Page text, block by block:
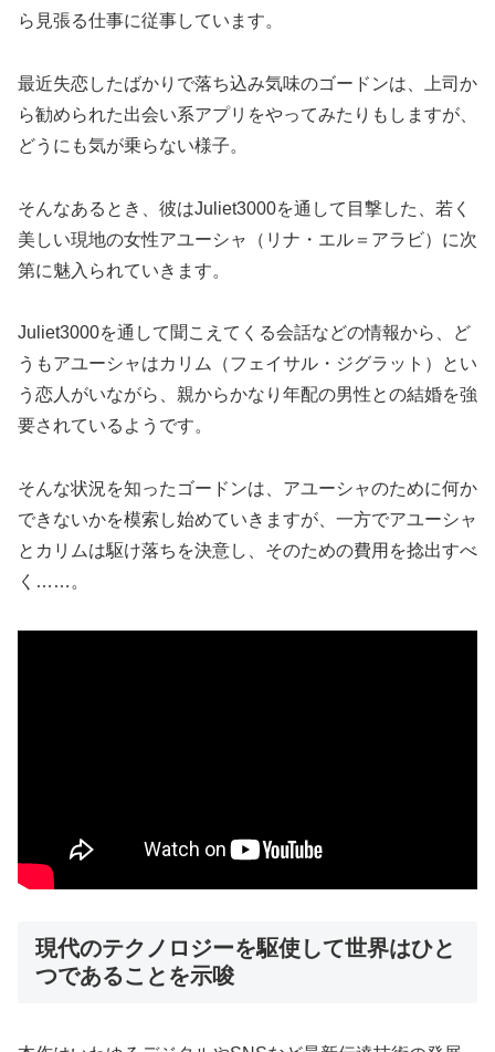
ら見張る仕事に従事しています。
最近失恋したばかりで落ち込み気味のゴードンは、上司か
ら勧められた出会い系アプリをやってみたりもしますが、
どうにも気が乗らない様子。
そんなあるとき、彼はJuliet3000を通して目撃した、若く
美しい現地の女性アユーシャ（リナ・エル＝アラビ）に次
第に魅入られていきます。
Juliet3000を通して聞こえてくる会話などの情報から、ど
うもアユーシャはカリム（フェイサル・ジグラット）とい
う恋人がいながら、親からかなり年配の男性との結婚を強
要されているようです。
そんな状況を知ったゴードンは、アユーシャのために何か
できないかを模索し始めていきますが、一方でアユーシャ
とカリムは駆け落ちを決意し、そのための費用を捻出すべ
く……。
現代のテクノロジーを駆使して世界はひと
つであることを示唆